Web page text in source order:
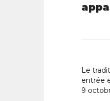
Le
entrée
9